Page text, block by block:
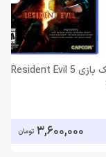
3,600,000 تومان